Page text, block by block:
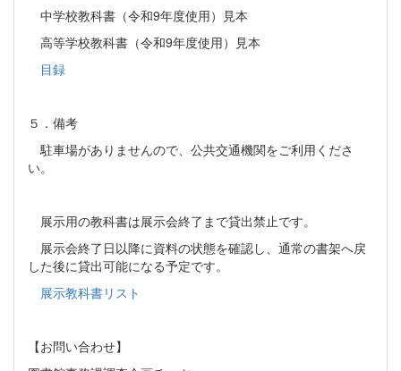
中学校教科書（令和9年度使用）見本
高等学校教科書（令和9年度使用）見本
目録
５．備考
駐車場がありませんので、公共交通機関をご利用くださ
い。
展示用の教科書は展示会終了まで貸出禁止です。
展示会終了日以降に資料の状態を確認し、通常の書架へ戻
した後に貸出可能になる予定です。
展示教科書リスト
【お問い合わせ】